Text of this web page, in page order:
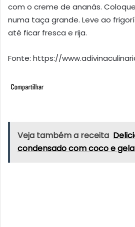
com o creme de ananás.
numa taça grande. Leve ao
até ficar fresca e rija.
Fonte: https://
Veja também a receita
condensado com coco e